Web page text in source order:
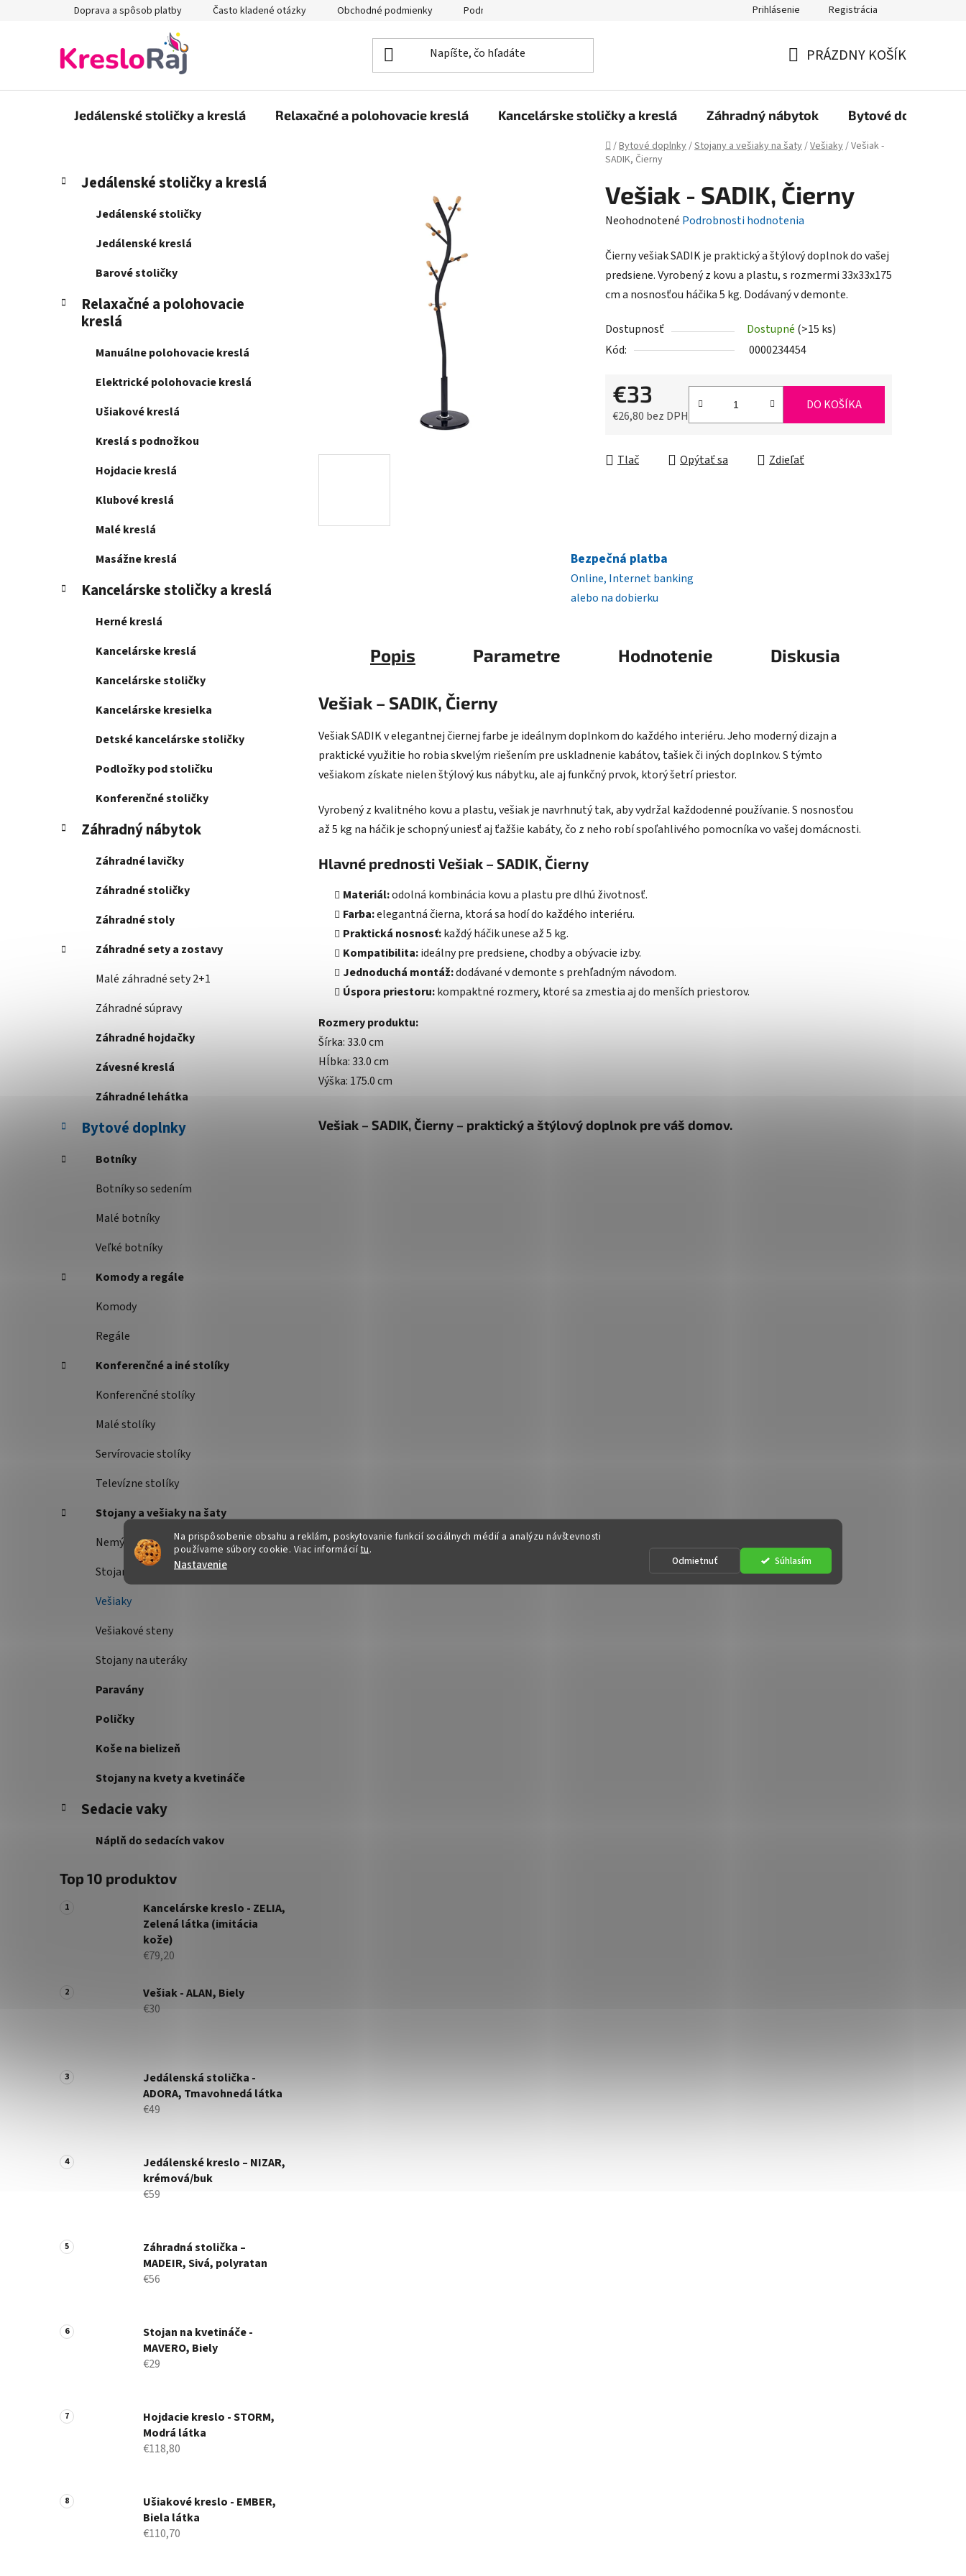
Na prispôsobenie obsahu a reklám, poskytovanie funkcií sociálnych médií a analýzu návštevnosti
používame súbory cookie. Viac informáciítu.
Nastavenie Odmietnuť Súhlasím
Doprava a spôsob platby Často kladené otázky Obchodné podmienky Podmienky ochrany osobných údajov Reklamačný poriadok, Záručné podmienky Reklamačný formulár
Prihlásenie Registrácia
KOŠÍK
PRÁZDNY KOŠÍK
Jedálenské stoličky a kreslá Relaxačné a polohovacie kreslá Kancelárske stoličky a kreslá Záhradný nábytok Bytové doplnky
Domov
/Bytové doplnky/Stojany a vešiaky na šaty/Vešiaky/Vešiak -
SADIK, Čierny
B
n
Preskočiť
kategórie
K
a
e
Jedálenské stoličky a kreslá
Jedálenské stoličky
Jedálenské kreslá
Barové stoličky
Relaxačné a polohovacie
kreslá
Manuálne polohovacie kreslá
Elektrické polohovacie kreslá
Ušiakové kreslá
Kreslá s podnožkou
Hojdacie kreslá
Klubové kreslá
Malé kreslá
Masážne kreslá
Kancelárske stoličky a kreslá
Herné kreslá
Kancelárske kreslá
Kancelárske stoličky
Kancelárske kresielka
Detské kancelárske stoličky
Podložky pod stoličku
Konferenčné stoličky
Záhradný nábytok
Záhradné lavičky
Záhradné stoličky
Záhradné stoly
Záhradné sety a zostavy
Malé záhradné sety 2+1
Záhradné súpravy
Záhradné hojdačky
Závesné kreslá
Záhradné lehátka
Bytové doplnky
Botníky
Botníky so sedením
Malé botníky
Veľké botníky
Komody a regále
Komody
Regále
Konferenčné a iné stolíky
Konferenčné stolíky
Malé stolíky
Servírovacie stolíky
Televízne stolíky
Stojany a vešiaky na šaty
Nemý sluha
Stojany na šaty
Vešiaky
Vešiakové steny
Stojany na uteráky
Paravány
Poličky
Koše na bielizeň
Stojany na kvety a kvetináče
Sedacie vaky
Náplň do sedacích vakov
Top 10 produktov
Kancelárske kreslo - ZELIA,
Zelená látka (imitácia
kože)
€79,20
Vešiak - ALAN, Biely
€30
Jedálenská stolička -
ADORA, Tmavohnedá látka
€49
Jedálenské kreslo – NIZAR,
krémová/buk
€59
Záhradná stolička –
MADEIR, Sivá, polyratan
€56
Stojan na kvetináče -
MAVERO, Biely
€29
Hojdacie kreslo - STORM,
Modrá látka
€118,80
Ušiakové kreslo - EMBER,
Biela látka
€110,70
Vešiak - SADIK, Čierny
Priemerné
produktu
je
0,0
5
hviezdičiek.
Neohodnotené Podrobnosti hodnotenia
Čierny vešiak SADIK je praktický a štýlový doplnok do vašej
predsiene. Vyrobený z kovu a plastu, s rozmermi 33x33x175
cm a nosnosťou háčika 5 kg. Dodávaný v demonte.
Dostupnosť Dostupné (>15 ks)
Kód:
0000234454
€33
€26,80 bez DPH
DO KOŠÍKA
Tlač Opýtať sa Zdieľať
Bezpečná platba
Online, Internet banking
alebo na dobierku
Popis Parametre Hodnotenie Diskusia
Vešiak – SADIK, Čierny
Vešiak SADIK v elegantnej čiernej farbe je ideálnym doplnkom do každého interiéru. Jeho moderný dizajn a
praktické využitie ho robia skvelým riešením pre uskladnenie kabátov, tašiek či iných doplnkov. S týmto
vešiakom získate nielen štýlový kus nábytku, ale aj funkčný prvok, ktorý šetrí priestor.
Vyrobený z kvalitného kovu a plastu, vešiak je navrhnutý tak, aby vydržal každodenné používanie. S nosnosťou
až 5 kg na háčik je schopný uniesť aj ťažšie kabáty, čo z neho robí spoľahlivého pomocníka vo vašej domácnosti.
Hlavné prednosti Vešiak – SADIK, Čierny
Materiál:odolná kombinácia kovu a plastu pre dlhú životnosť.
Farba:elegantná čierna, ktorá sa hodí do každého interiéru.
Praktická nosnosť:každý háčik unese až 5 kg.
Kompatibilita:ideálny pre predsiene, chodby a obývacie izby.
Jednoduchá montáž:dodávané v demonte s prehľadným návodom.
Úspora priestoru:kompaktné rozmery, ktoré sa zmestia aj do menších priestorov.
Rozmery produktu:
Šírka: 33.0 cm
Hĺbka: 33.0 cm
Výška: 175.0 cm
Vešiak – SADIK, Čierny – praktický a štýlový doplnok pre váš domov.